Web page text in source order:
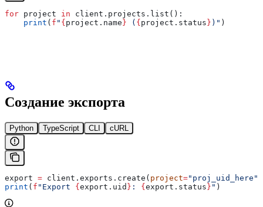
for project in client.projects.list():
    print
( f " { project.name } ( { project.status } )" )
Создание экспорта
Python TypeScript CLI cURL
export = client.exports.create( project="proj_uid_here"
print ( f "Export { export.uid } : { export.status } " )